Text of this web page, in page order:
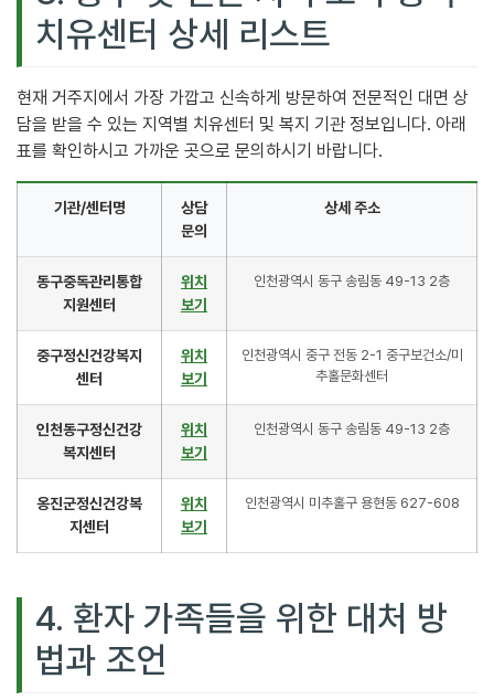
치유센터 상세 리스트
현재 거주지에서 가장 가깝고 신속하게 방문하여 전문적인 대면 상
담을 받을 수 있는 지역별 치유센터 및 복지 기관 정보입니다. 아래
표를 확인하시고 가까운 곳으로 문의하시기 바랍니다.
기관/센터명
상담
문의
상세 주소
동구중독관리통합
지원센터
위치
보기
인천광역시 동구 송림동 49-13 2층
중구정신건강복지
센터
위치
보기
인천광역시 중구 전동 2-1 중구보건소/미
추홀문화센터
인천동구정신건강
복지센터
위치
보기
인천광역시 동구 송림동 49-13 2층
옹진군정신건강복
지센터
위치
보기
인천광역시 미추홀구 용현동 627-608
4. 환자 가족들을 위한 대처 방
법과 조언